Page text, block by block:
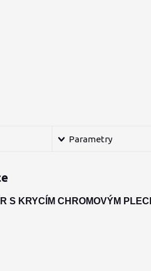
Parametry
S KRYCÍM CHROMOVÝM